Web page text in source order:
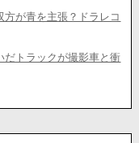
方が青を主張？ドラレコ
だトラックが撮影車と衝